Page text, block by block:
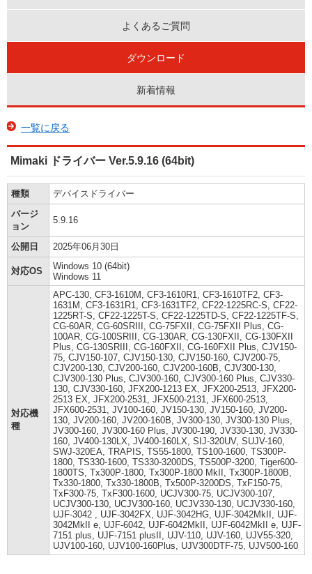
よくあるご質問
ダウンロード
新着情報
一覧に戻る
Mimaki ドライバー Ver.5.9.16 (64bit)
種類
デバイスドライバー
バージ
ョン
5.9.16
公開日 2025年06月30日
対応OS
Windows 10 (64bit)
Windows 11
対応機
種
APC-130, CF3-1610M, CF3-1610R1, CF3-1610TF2, CF3-
1631M, CF3-1631R1, CF3-1631TF2, CF22-1225RC-S, CF22-
1225RT-S, CF22-1225T-S, CF22-1225TD-S, CF22-1225TF-S,
CG-60AR, CG-60SRIII, CG-75FXII, CG-75FXII Plus, CG-
100AR, CG-100SRIII, CG-130AR, CG-130FXII, CG-130FXII
Plus, CG-130SRIII, CG-160FXII, CG-160FXII Plus, CJV150-
75, CJV150-107, CJV150-130, CJV150-160, CJV200-75,
CJV200-130, CJV200-160, CJV200-160B, CJV300-130,
CJV300-130 Plus, CJV300-160, CJV300-160 Plus, CJV330-
130, CJV330-160, JFX200-1213 EX, JFX200-2513, JFX200-
2513 EX, JFX200-2531, JFX500-2131, JFX600-2513,
JFX600-2531, JV100-160, JV150-130, JV150-160, JV200-
130, JV200-160, JV200-160B, JV300-130, JV300-130 Plus,
JV300-160, JV300-160 Plus, JV300-190, JV330-130, JV330-
160, JV400-130LX, JV400-160LX, SIJ-320UV, SUJV-160,
SWJ-320EA, TRAPIS, TS55-1800, TS100-1600, TS300P-
1800, TS330-1600, TS330-3200DS, TS500P-3200, Tiger600-
1800TS, Tx300P-1800, Tx300P-1800 MkII, Tx300P-1800B,
Tx330-1800, Tx330-1800B, Tx500P-3200DS, TxF150-75,
TxF300-75, TxF300-1600, UCJV300-75, UCJV300-107,
UCJV300-130, UCJV300-160, UCJV330-130, UCJV330-160,
UJF-3042 , UJF-3042FX, UJF-3042HG, UJF-3042MkII, UJF-
3042MkII e, UJF-6042, UJF-6042MkII, UJF-6042MkII e, UJF-
7151 plus, UJF-7151 plusII, UJV-110, UJV-160, UJV55-320,
UJV100-160, UJV100-160Plus, UJV300DTF-75, UJV500-160